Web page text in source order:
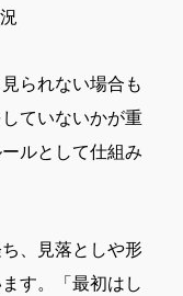
られない場合も
ていないかが重
ルとして仕組み
、見落としや形
す。「最初はし